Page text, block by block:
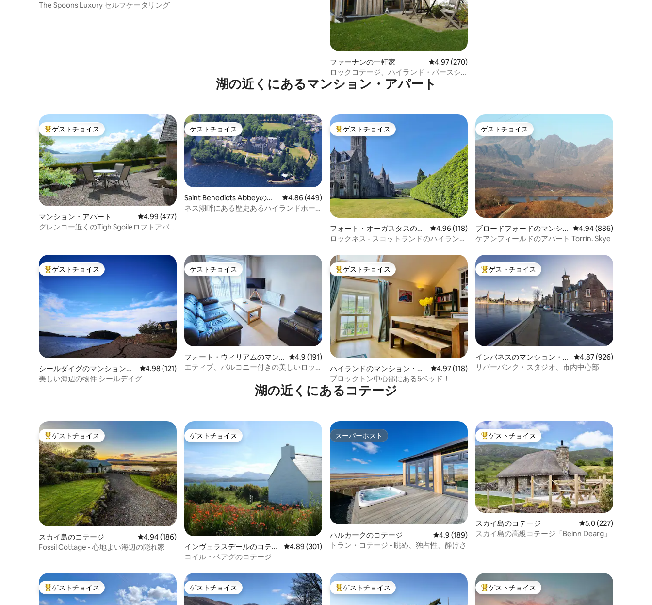
The Spoons Luxury セルフケータリング
ファーナンの一軒家 レビュー270件、5つ星中4.97つ星の平均評価
4.97 (270)
ロックコテージ、ハイランド・パースシ
ャーの田舎の隠れ家
湖の近くにあるマンション・アパート
大好評のゲストチョイスです。
ゲストチョイス
マンション・アパート レビュー477件、5つ星中4.99つ星の平均評価
4.99 (477)
グレンコー近くのTigh Sgoileロフトアパー
ゲストチョイス
ゲストチョイス
Saint Benedicts Abbeyのマ
ンション・アパート
レビュー449件、5つ星中4.86つ星の平均評価
4.86 (449)
ネス湖畔にある歴史あるハイランドホー
大好評のゲストチョイスです。
ゲストチョイス
フォート・オーガスタスのマ
ンション・アパート
レビュー118件、5つ星中4.96つ星の平均評価
4.96 (118)
ロックネス - スコットランドのハイランド
ゲストチョイス
ゲストチョイス
ブロードフォードのマンシ
ョン・アパート
レビュー886件、5つ星
4.94 (886)
ケアンフィールドのアパート Torrin. Skye
大好評のゲストチョイスです。
ゲストチョイス
シールダイグのマンション・
アパート
レビュー121件、5つ星中4.98つ星の平均評価
4.98 (121)
美しい海辺の物件 シールデイグ
ゲストチョイス
ゲストチョイス
フォート・ウィリアムのマン
ション・アパート
レビュー191件、5つ星中4.9つ星の平均評価
4.9 (191)
エティブ、バルコニー付きの美しいロッ
大好評のゲストチョイスです。
ゲストチョイス
ハイランドのマンション・ア
パート
レビュー118件、5つ星中4.97つ星の平均評価
4.97 (118)
プロックトン中心部にある5ベッド！
大好評のゲストチョイスです。
ゲストチョイス
インバネスのマンション・ア
パート
レビュー926件、5つ星
4.87 (926)
リバーバンク・スタジオ、市内中心部
湖の近くにあるコテージ
大好評のゲストチョイスです。
ゲストチョイス
スカイ島のコテージ レビュー186件、5つ星中4.94つ星の平均評価
4.94 (186)
Fossil Cottage - 心地よい海辺の隠れ家
ゲストチョイス
ゲストチョイス
インヴェラスデールのコテー
ジ
レビュー301件、5つ星中4.89つ星の平均評価
4.89 (301)
コイル・ベアグのコテージ
スーパーホスト
スーパーホスト
ハルカークのコテージ レビュー189件、5つ星中4.9つ星の平均評価
4.9 (189)
トラン・コテージ - 眺め、独占性、静けさ
大好評のゲストチョイスです。
ゲストチョイス
スカイ島のコテージ レビュー227件、5つ
5.0 (227)
スカイ島の高級コテージ「Beinn Dearg」
大好評のゲストチョイスです。
ゲストチョイス ゲストチョイス
ゲストチョイス 大好評のゲストチョイスです。
ゲストチョイス 大好評のゲストチョイスです。
ゲストチョイス